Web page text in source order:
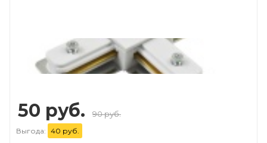
50 руб. 90 руб.
Выгода: 40 руб.